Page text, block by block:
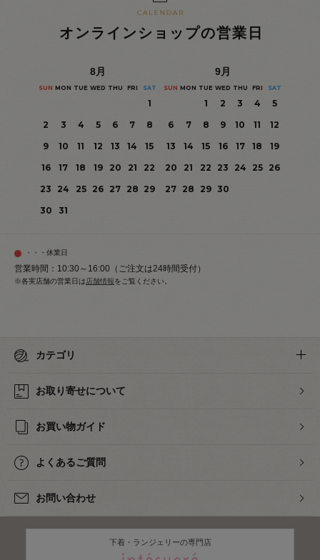
オンラインショップの営業日
8月
SUN MON TUE WED THU FRI SAT
1
2
3 4 5 6 7
8
9
10 11 12 13 14
15
16
17 18 19 20 21
22
23
24 25 26 27 28 29
30
31
9月
SUN MON TUE WED THU FRI SAT
1 2 3 4
5
6
7 8 9 10 11
12
13
14 15 16 17 18
19
20
21 22 23 24 25
26
27 28 29 30
・・・休業日
営業時間：10:30～16:00（ご注文は24時間受付）
※各実店舗の営業日は店舗情報をご覧ください。
カテゴリ
お取り寄せについて
お買い物ガイド
よくあるご質問
お問い合わせ
下着・ランジェリーの専門店